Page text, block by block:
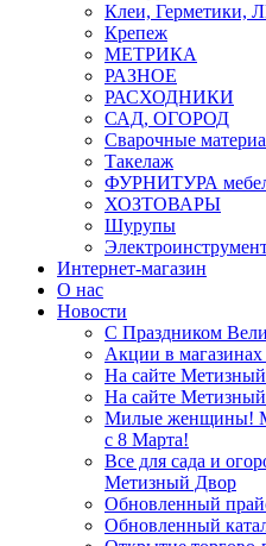
Клеи, Герметики,
Крепеж
МЕТРИКА
РАЗНОЕ
РАСХОДНИКИ
САД, ОГОРОД
Сварочные
Такелаж
ФУРНИТУРА
ХОЗТОВАРЫ
Шурупы
Интернет-магазин
О нас
Новости
С Праздником
Акции в
На сайте
На сайте
Милые женщины!
с 8 Марта!
Все для сада и
Метизный Двор
Обновленный
Обновленный